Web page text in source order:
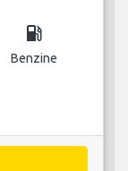
local_gas_station
Benzine